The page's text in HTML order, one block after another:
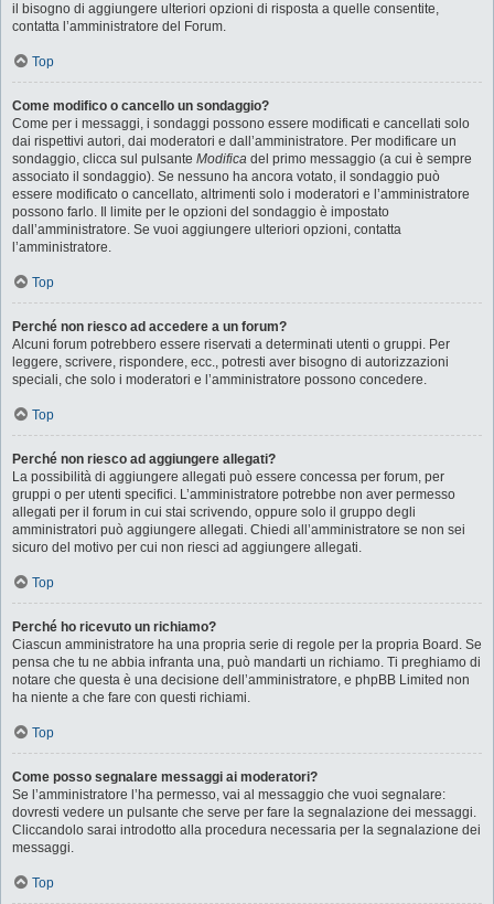
il bisogno di aggiungere ulteriori opzioni di risposta a quelle consentite,
contatta l’amministratore del Forum.
Top
Come modifico o cancello un sondaggio?
Come per i messaggi, i sondaggi possono essere modificati e cancellati solo
dai rispettivi autori, dai moderatori e dall’amministratore. Per modificare un
sondaggio, clicca sul pulsante Modifica del primo messaggio (a cui è sempre
associato il sondaggio). Se nessuno ha ancora votato, il sondaggio può
essere modificato o cancellato, altrimenti solo i moderatori e l’amministratore
possono farlo. Il limite per le opzioni del sondaggio è impostato
dall’amministratore. Se vuoi aggiungere ulteriori opzioni, contatta
l’amministratore.
Top
Perché non riesco ad accedere a un forum?
Alcuni forum potrebbero essere riservati a determinati utenti o gruppi. Per
leggere, scrivere, rispondere, ecc., potresti aver bisogno di autorizzazioni
speciali, che solo i moderatori e l’amministratore possono concedere.
Top
Perché non riesco ad aggiungere allegati?
La possibilità di aggiungere allegati può essere concessa per forum, per
gruppi o per utenti specifici. L’amministratore potrebbe non aver permesso
allegati per il forum in cui stai scrivendo, oppure solo il gruppo degli
amministratori può aggiungere allegati. Chiedi all’amministratore se non sei
sicuro del motivo per cui non riesci ad aggiungere allegati.
Top
Perché ho ricevuto un richiamo?
Ciascun amministratore ha una propria serie di regole per la propria Board. Se
pensa che tu ne abbia infranta una, può mandarti un richiamo. Ti preghiamo di
notare che questa è una decisione dell’amministratore, e phpBB Limited non
ha niente a che fare con questi richiami.
Top
Come posso segnalare messaggi ai moderatori?
Se l’amministratore l’ha permesso, vai al messaggio che vuoi segnalare:
dovresti vedere un pulsante che serve per fare la segnalazione dei messaggi.
Cliccandolo sarai introdotto alla procedura necessaria per la segnalazione dei
messaggi.
Top